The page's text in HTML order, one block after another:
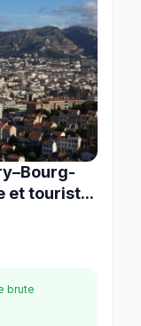
et tourist...
brute